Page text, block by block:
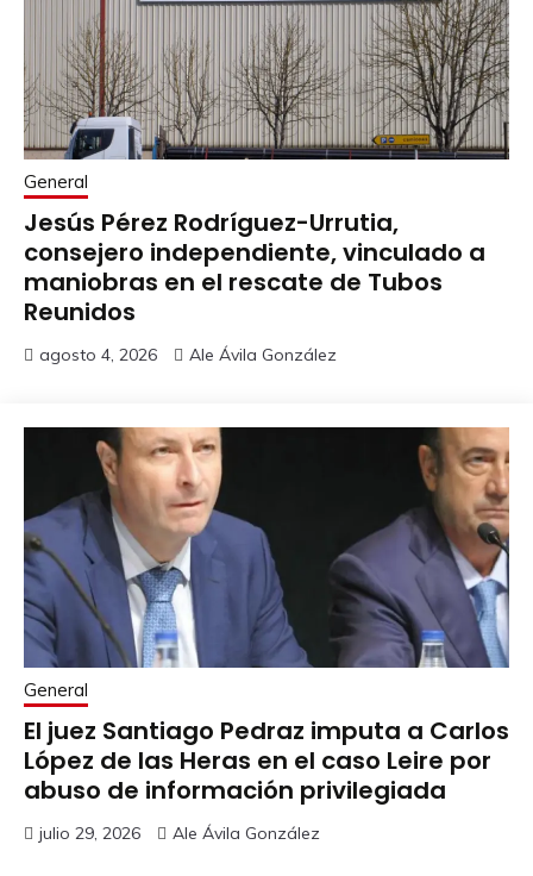
General
Jesús Pérez Rodríguez-Urrutia,
consejero independiente, vinculado a
maniobras en el rescate de Tubos
Reunidos
agosto 4, 2026 Ale Ávila González
General
El juez Santiago Pedraz imputa a Carlos
López de las Heras en el caso Leire por
abuso de información privilegiada
julio 29, 2026 Ale Ávila González